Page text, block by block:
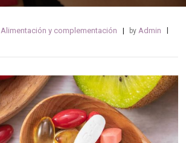
Alimentación y complementación by Admin